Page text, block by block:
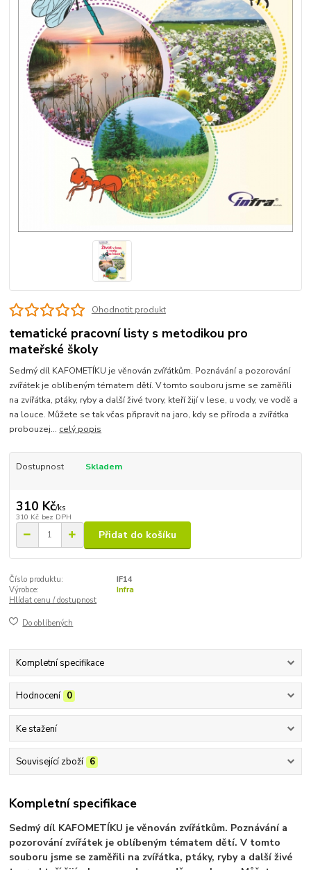
Ohodnotit produkt
tematické pracovní listy s metodikou pro
mateřské školy
Sedmý díl KAFOMETÍKU je věnován zvířátkům. Poznávání a pozorování
zvířátek je oblíbeným tématem dětí. V tomto souboru jsme se zaměřili
na zvířátka, ptáky, ryby a další živé tvory, kteří žijí v lese, u vody, ve vodě a
na louce. Můžete se tak včas připravit na jaro, kdy se příroda a zvířátka
probouzej... celý popis
Dostupnost Skladem
310 Kč/ks
310 Kč bez DPH
Přidat do košíku
Číslo produktu:
IF14
Výrobce:
Infra
Hlídat cenu / dostupnost
Do oblíbených
Kompletní specifikace
Hodnocení 0
Ke stažení
Související zboží 6
Kompletní specifikace
Sedmý díl KAFOMETÍKU je věnován zvířátkům. Poznávání a
pozorování zvířátek je oblíbeným tématem dětí. V tomto
souboru jsme se zaměřili na zvířátka, ptáky, ryby a další živé